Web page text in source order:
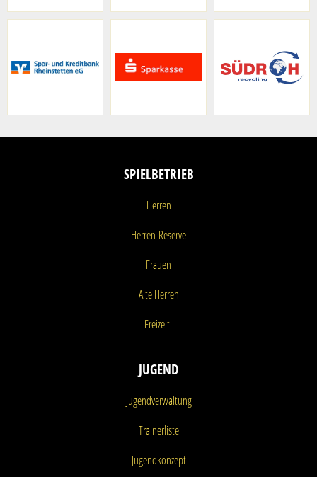
SPIELBETRIEB
Herren
Herren Reserve
Frauen
Alte Herren
Freizeit
JUGEND
Jugendverwaltung
Trainerliste
Jugendkonzept